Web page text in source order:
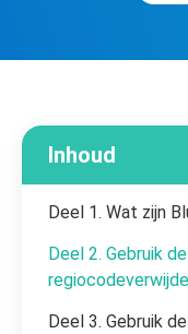
Inhoud
Deel 1. Wat zijn
Deel 2. Gebruik
Deel 3. Gebruik